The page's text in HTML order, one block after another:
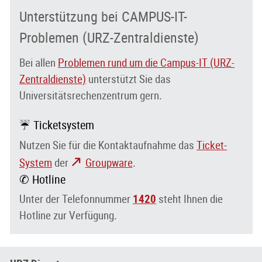
Unterstützung bei CAMPUS-IT-
Problemen (URZ-Zentraldienste)
Bei allen Problemen rund um die Campus-IT (URZ-
Zentraldienste) unterstützt Sie das
Universitätsrechenzentrum gern.
☔ Ticketsystem
Nutzen Sie für die Kontaktaufnahme das Ticket-
System der Groupware.
✆ Hotline
Unter der Telefonnummer 1420 steht Ihnen die
Hotline zur Verfügung.